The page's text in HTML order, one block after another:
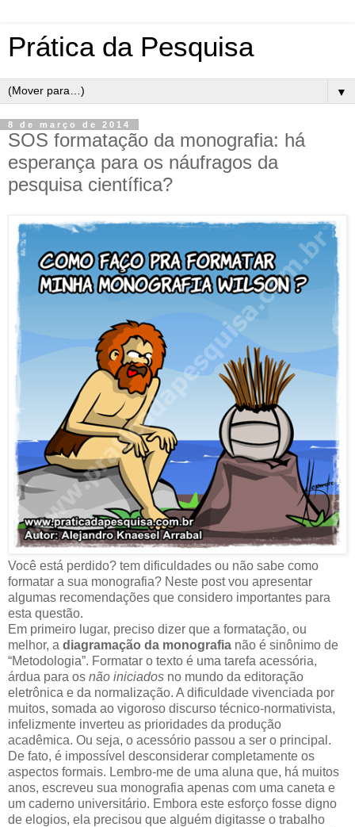
Prática da Pesquisa
▼
8 de março de 2014
SOS formatação da monografia: há
esperança para os náufragos da
pesquisa científica?
Você está perdido? tem dificuldades ou não sabe como
formatar a sua monografia? Neste post vou apresentar
algumas recomendações que considero importantes para
esta questão.
Em primeiro lugar, preciso dizer que a formatação, ou
melhor, a diagramação da monografia não é sinônimo de
“Metodologia”. Formatar o texto é uma tarefa acessória,
árdua para os não iniciados no mundo da editoração
eletrônica e da normalização. A dificuldade vivenciada por
muitos, somada ao vigoroso discurso técnico-normativista,
infelizmente inverteu as prioridades da produção
acadêmica. Ou seja, o acessório passou a ser o principal.
De fato, é impossível desconsiderar completamente os
aspectos formais. Lembro-me de uma aluna que, há muitos
anos, escreveu sua monografia apenas com uma caneta e
um caderno universitário. Embora este esforço fosse digno
de elogios, ela precisou que alguém digitasse o trabalho